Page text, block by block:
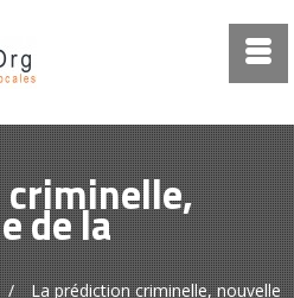
de la
/ La prédiction criminelle, nouvelle